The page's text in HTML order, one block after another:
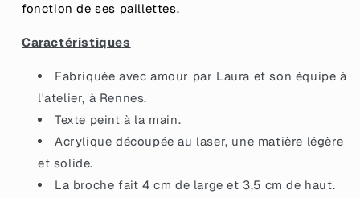
plus
en
noire
avec
des
éclats
confettis
bleus
plus
en
noire
avec
des
éclats
de
bleus
fonction de ses paillettes.
Caractéristiques
Fabriquée avec amour par Laura et son équipe à
l'atelier, à Rennes.
Texte peint à la main.
Acrylique découpée au laser, une matière légère
et solide.
La broche fait 4 cm de large et 3,5 cm de haut.